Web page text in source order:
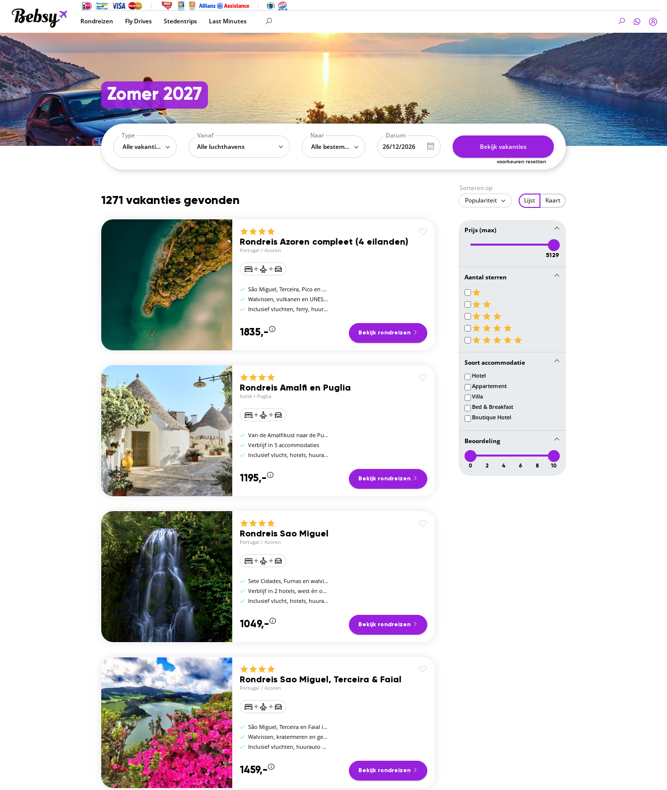
Rondreizen Fly Drives Stedentrips Last Minutes
Zomer 2027
Type
Alle vakantietypes
Vanaf
Naar
Alle bestemmingen
Datum
Bekijk vakanties
voorkeuren resetten
1271 vakanties gevonden
Rondreis Azoren compleet (4 eilanden)
Portugal / Azoren
São Miguel, Terceira, Pico en Faial
Walvissen, vulkanen en UNESCO-stad Angra
Inclusief vluchten, ferry, huurauto en hotels
1835,- Bekijk rondreizen
Rondreis Amalfi en Puglia
Italië / Puglia
Van de Amalfikust naar de Puglia-kust
Verblijf in 5 accommodaties
Inclusief vlucht, hotels, huurauto en ontbijt
1195,- Bekijk rondreizen
Rondreis Sao Miguel
Portugal / Azoren
Sete Cidades, Furnas en walvissen spotten
Verblijf in 2 hotels, west én oost van São Miguel
Inclusief vlucht, hotels, huurauto en ontbijt
1049,- Bekijk rondreizen
Rondreis Sao Miguel, Terceira & Faial
Portugal / Azoren
São Miguel, Terceira en Faial in één reis
Walvissen, kratermeren en geothermische bronnen
Inclusief vluchten, huurauto en hotels
1459,- Bekijk rondreizen
Sorteren op
Populariteit
Lijst Kaart
Prijs (max)
5129
Aantal sterren
Soort accommodatie
Hotel
Appartement
Villa
Bed & Breakfast
Boutique Hotel
Beoordeling
0 2 4 6 8 10